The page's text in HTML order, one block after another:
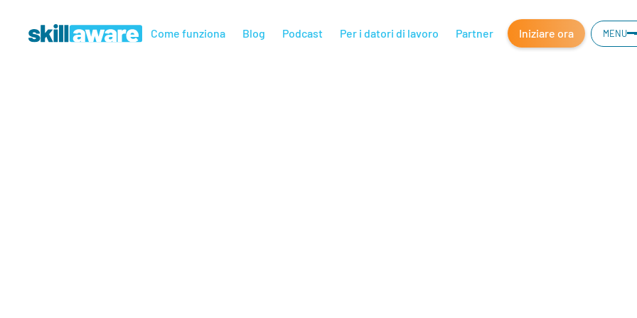
Come funziona Blog Podcast Per i datori di lavoro Partner Iniziare ora MENU